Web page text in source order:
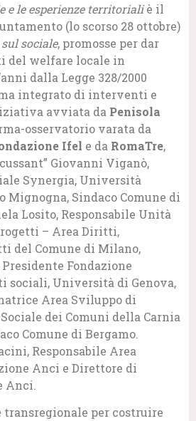
e le esperienze territorialiè il
(lo scorso 28 ottobre)
sociale, promosse per dar
del welfare locale in
dalla Legge 328/2000
integrato di interventi e
avviata da Penisola
osservatorio varata da
Ifel e da RomaTre,
Giovanni Viganò,
Synergia, Università
Mignogna, Sindaco Comune di
Losito, Responsabile Unità
– Area Diritti,
del Comune di Milano,
Fondazione
sociali, Università di Genova,
Area Sviluppo di
dei Comuni della Carnia
Comune di Bergamo.
Responsabile Area
Anci e Direttore di
Anci.
transregionale per costruire